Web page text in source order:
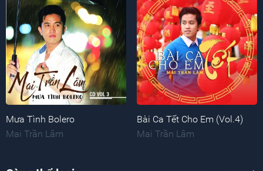
Mưa Tình Bolero
Mai Trần Lâm
Bài Ca Tết Cho Em (Vol.4)
Mai Trần Lâm